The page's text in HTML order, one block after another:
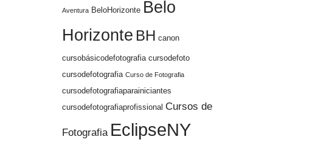
Aventura BeloHorizonte Belo
Horizonte BH canon
cursobásicodefotografia cursodefoto
cursodefotografia Curso de Fotografia
cursodefotografiaparainiciantes
cursodefotografiaprofissional Cursos de
Fotografia EclipseNY